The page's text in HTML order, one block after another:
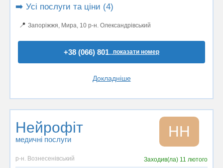
➡️ Усі послуги та ціни (4)
📍 Запоріжжя, Мира, 10 р-н. Олександрівський
+38 (066) 801..показати номер
Докладніше
Нейрофіт
медичні послуги НН
р-н. Вознесенівський Заходив(ла) 11 лютого